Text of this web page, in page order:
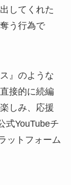
してくれた
う行為で
』のような
接的に続編
しみ、応援
式YouTubeチ
ットフォーム